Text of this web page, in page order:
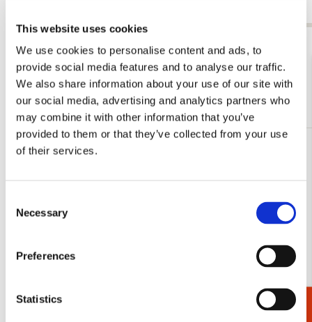
This website uses cookies
We use cookies to personalise content and ads, to
provide social media features and to analyse our traffic.
We also share information about your use of our site with
our social media, advertising and analytics partners who
may combine it with other information that you’ve
provided to them or that they’ve collected from your use
of their services.
Selection
Necessary
Preferences
Statistics
Bekijk alles van Miriam Bouwens
Andere klanten bekeken ook